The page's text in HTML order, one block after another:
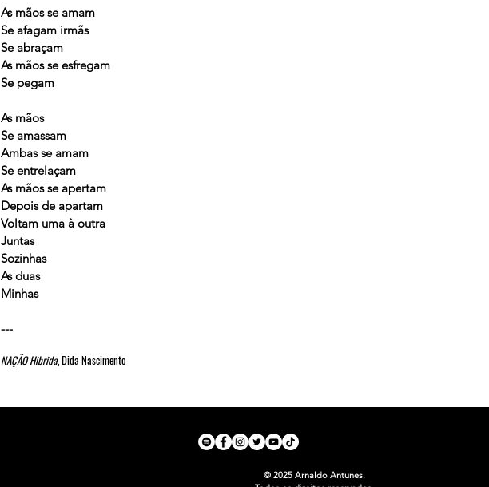
As mãos se amam
Se afagam irmãs
Se abraçam
As mãos se esfregam
Se pegam
As mãos
Se amassam
Ambas se amam
Se entrelaçam
As mãos se apertam
Depois de apartam
Voltam uma à outra
Juntas
Sozinhas
As duas
Minhas
---
NAÇÃO Hibrida, Dida Nascimento
© 2025 Arnaldo Antunes.